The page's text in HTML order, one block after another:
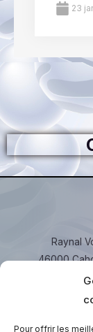
Pour offrir les
23
Raynal
46000